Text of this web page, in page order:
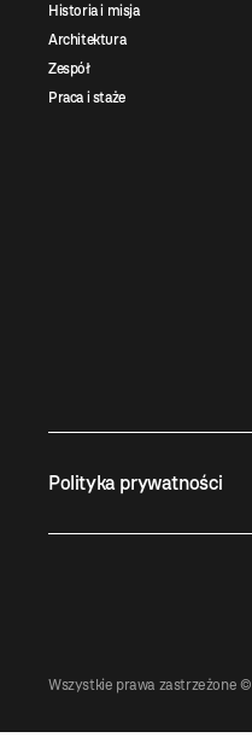
Historia i misja
Architektura
Zespół
Praca i staże
Polityka prywatności
Wszystkie prawa zastrzeżone ©